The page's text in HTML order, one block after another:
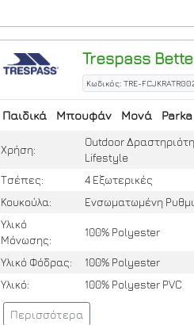
Trespass
Κωδικός: TRE-
Παιδικά Μπουφάν Μονά Parka
Χρήση:
Outdoor
Lifestyle
Τσέπες:
4 Εξωτερικές
Κουκούλα:
Ενσωματωμένη
Υλικό
Μόνωσης:
100% Polyester
Υλικό Φόδρας:
100% Polyester
Υλικό:
100% Polyester PVC
Περισσότερα